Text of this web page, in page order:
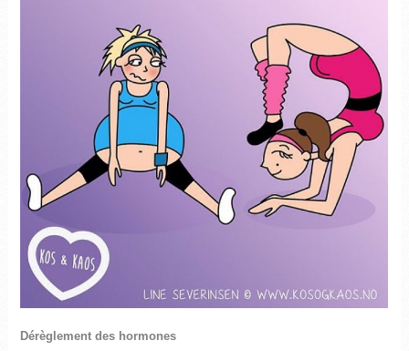
Dérèglement des hormones